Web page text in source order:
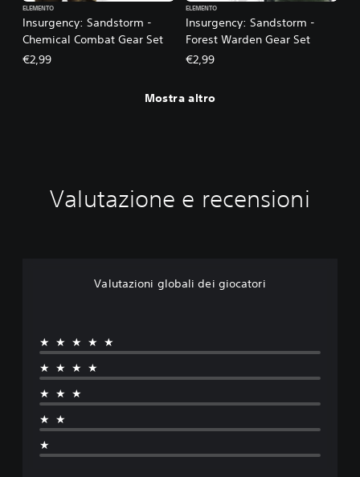
Insurgency: Sandstorm -
Chemical Combat Gear Set
ELEMENTO
€2,99
Insurgency: Sandstorm -
Forest Warden Gear Set
ELEMENTO
€2,99
Mostra altro
Valutazione e recensioni
Valutazioni globali dei giocatori
★★★★★
★★★★
★★★
★★
★